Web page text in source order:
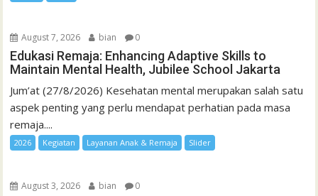
August 7, 2026 bian 0
Edukasi Remaja: Enhancing Adaptive Skills to
Maintain Mental Health, Jubilee School Jakarta
Jum’at (27/8/2026) Kesehatan mental merupakan salah satu
aspek penting yang perlu mendapat perhatian pada masa
remaja....
2026 Kegiatan Layanan Anak & Remaja Slider
August 3, 2026 bian 0